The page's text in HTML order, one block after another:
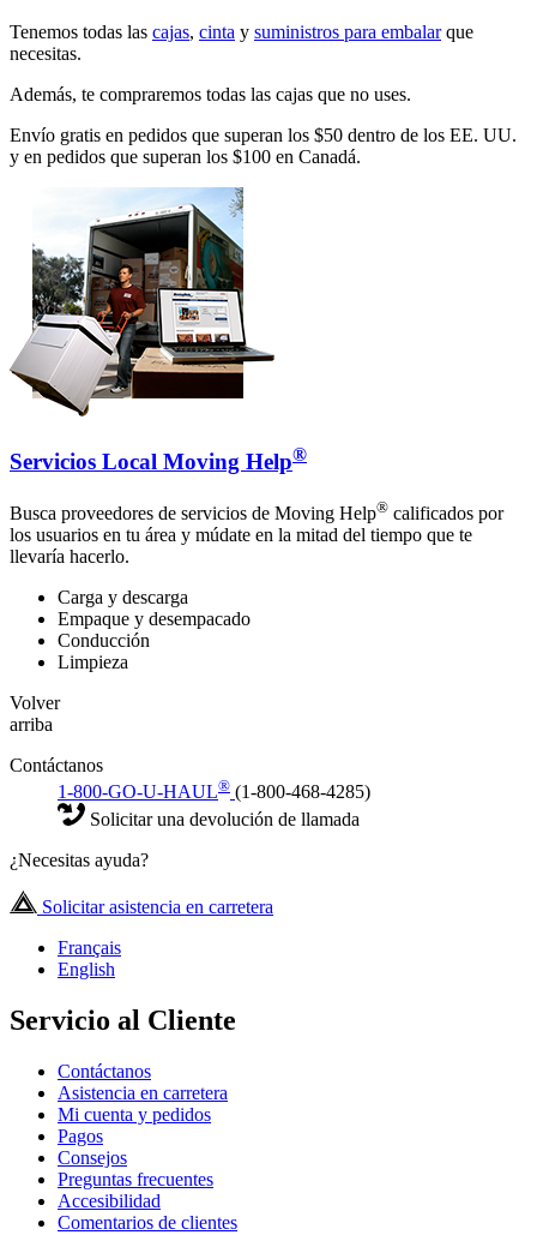
Tenemos todas las cajas, cinta y suministros para embalarque
necesitas.
Además, te compraremos todas las cajas que no uses.
Envío gratis en pedidos que superan los $50 dentro de los EE. UU.
y en pedidos que superan los $100 en Canadá.
Servicios Local Moving Help®
Busca proveedores de servicios de Moving Help® calificados por
los usuarios en tu área y múdate en la mitad del tiempo que te
llevaría hacerlo.
Carga y descarga
Empaque y desempacado
Conducción
Limpieza
Volver
arriba
Contáctanos
1-800-GO-U-HAUL® (1-800-468-4285)
Solicitar una devolución de llamada
¿Necesitas ayuda?
Solicitar asistencia en carretera
Français
English
Servicio al Cliente
Contáctanos
Asistencia en carretera
Mi cuenta y pedidos
Pagos
Consejos
Preguntas frecuentes
Accesibilidad
Comentarios de clientes